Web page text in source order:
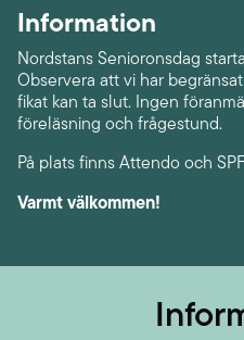
Information
Nordstans Senioronsdag
Observera att vi har
fikat kan ta slut. Ingen
föreläsning och frågestund.
På plats finns Attendo och
Varmt välkommen!